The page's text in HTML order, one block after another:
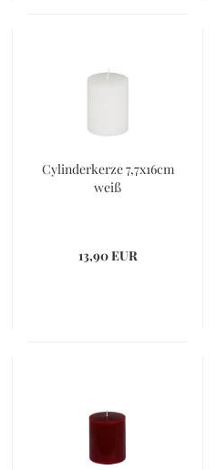
Cylinderkerze 7,7x16cm
weiß
13,90 EUR